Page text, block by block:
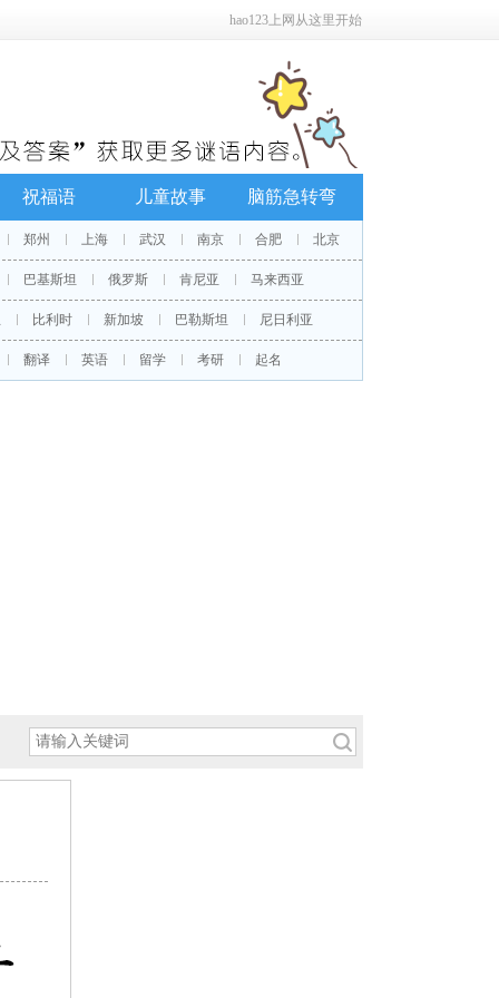
hao123上网从这里开始
祝福语 儿童故事 脑筋急转弯
郑州 上海 武汉 南京 合肥 北京
巴基斯坦 俄罗斯 肯尼亚 马来西亚
比利时 新加坡 巴勒斯坦 尼日利亚
翻译 英语 留学 考研 起名